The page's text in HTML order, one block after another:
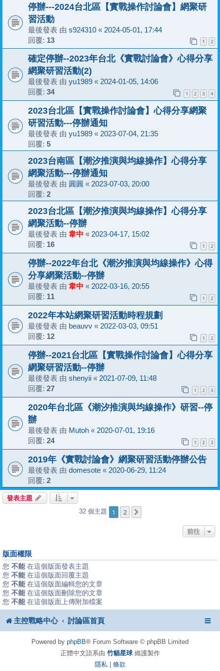
停辦---2024台北區【實戰操作討論會】網聚研
習活動
最後發表 由 s924310 « 2024-05-01, 17:44
回覆: 13 1 2
確定停辦--2023年台北《實戰討論會》心得分享
網聚研習活動(2)
最後發表 由 yu1989 « 2024-01-05, 14:06
回覆: 34 1 2 3 4
2023台北區【實戰操作討論會】心得分享網聚
研習活動---停辦通知
最後發表 由 yu1989 « 2023-07-04, 21:35
回覆: 5
2023台南區【潮汐推演與均線操作】心得分享
網聚活動---停辦通知
最後發表 由 圓圓 « 2023-07-03, 20:00
回覆: 2
2023台北區【潮汐推演與均線操作】心得分享
網聚活動--停辦
最後發表 由 韋中 « 2023-04-17, 15:02
回覆: 16 1 2
停辦--2022年台北《潮汐推演與均線操作》心得
分享網聚活動--停辦
最後發表 由 韋中 « 2022-03-16, 20:55
回覆: 11 1 2
2022年本站網聚研習活動時程規劃
最後發表 由 beauvv « 2022-03-03, 09:51
回覆: 12 1 2
停辦--2021台北區【實戰操作討論會】心得分享
網聚研習活動--停辦
最後發表 由 shenyii « 2021-07-09, 11:48
回覆: 27 1 2 3
2020年台北區《潮汐推演與均線操作》研習--停
辦
最後發表 由 Mutoh « 2020-07-01, 19:16
回覆: 24 1 2 3
2019年《實戰討論會》網聚研習活動停辦公告
最後發表 由 domesote « 2020-06-29, 11:24
回覆: 2
發表主題
32 個主題 1 2
前往
版面權限
您 不能在這個版面發表主題
您 不能在這個版面回覆主題
您 不能在這個版面編輯您的文章
您 不能在這個版面刪除您的文章
您 不能在這個版面上傳附加檔案
主控戰略中心 討論區首頁
Powered by phpBB® Forum Software © phpBB Limited
正體中文語系由 竹貓星球維護製作
隱私| 條款